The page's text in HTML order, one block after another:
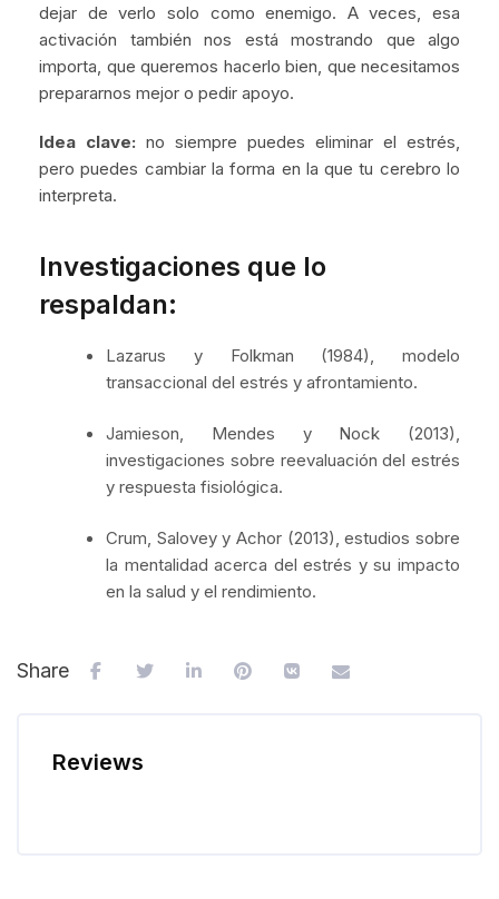
dejar de verlo solo como enemigo. A veces, esa
activación también nos está mostrando que algo
importa, que queremos hacerlo bien, que necesitamos
prepararnos mejor o pedir apoyo.
Idea clave: no siempre puedes eliminar el estrés,
pero puedes cambiar la forma en la que tu cerebro lo
interpreta.
Investigaciones que lo
respaldan:
Lazarus y Folkman (1984), modelo
transaccional del estrés y afrontamiento.
Jamieson, Mendes y Nock (2013),
investigaciones sobre reevaluación del estrés
y respuesta fisiológica.
Crum, Salovey y Achor (2013), estudios sobre
la mentalidad acerca del estrés y su impacto
en la salud y el rendimiento.
Share
Reviews